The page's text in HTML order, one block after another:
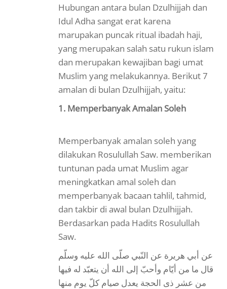
Hubungan antara bulan Dzulhijjah dan
Idul Adha sangat erat karena
marupakan puncak ritual ibadah haji,
yang merupakan salah satu rukun islam
dan merupakan kewajiban bagi umat
Muslim yang melakukannya. Berikut 7
amalan di bulan Dzulhijjah, yaitu:
1. Memperbanyak Amalan Soleh
Memperbanyak amalan soleh yang
dilakukan Rosulullah Saw. memberikan
tuntunan pada umat Muslim agar
meningkatkan amal soleh dan
memperbanyak bacaan tahlil, tahmid,
dan takbir di awal bulan Dzulhijjah.
Berdasarkan pada Hadits Rosulullah
Saw.
عن أبي هريرة عن النّبي صلّى الله عليه وسلّم
قال ما من أيّام وأحبّ إلى الله أن يتعبّد له فيها
من عشر ذى الحجة يعدل صيام كلّ يوم منها